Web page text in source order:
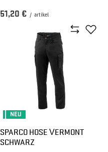
51,20 € / artikel
NEU
SPARCO HOSE VERMONT
SCHWARZ